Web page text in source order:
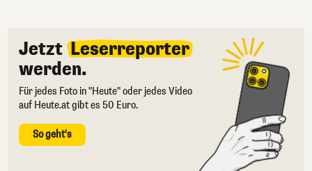
Jetzt Leserreporter
werden.
Für jedes Foto in "Heute" oder jedes Video
auf Heute.at gibt es 50 Euro.
So geht's